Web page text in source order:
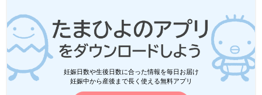
妊娠日数や生後日数に合った情報を毎日お届け
妊娠中から産後まで長く使える無料アプリ